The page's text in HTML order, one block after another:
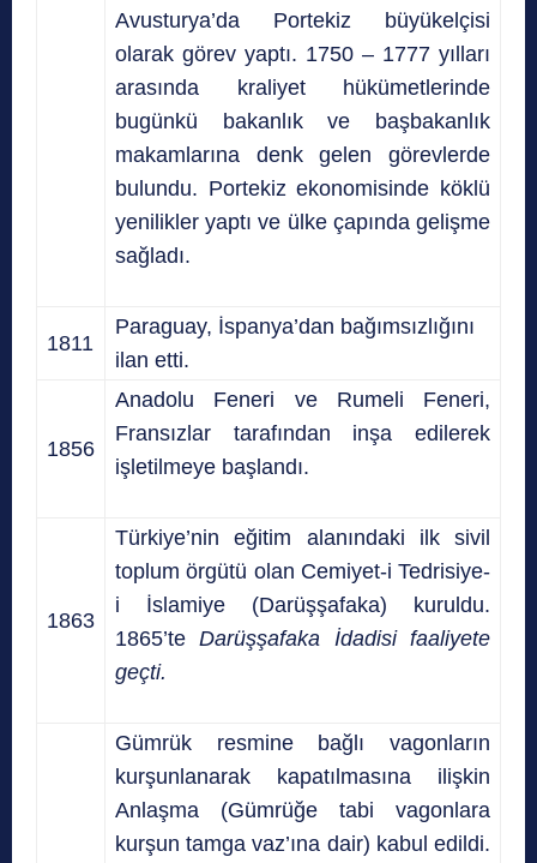
Avusturya’da Portekiz büyükelçisi
olarak görev yaptı. 1750 – 1777 yılları
arasında kraliyet hükümetlerinde
bugünkü bakanlık ve başbakanlık
makamlarına denk gelen görevlerde
bulundu. Portekiz ekonomisinde köklü
yenilikler yaptı ve ülke çapında gelişme
sağladı.
1811
Paraguay, İspanya’dan bağımsızlığını
ilan etti.
1856
Anadolu Feneri ve Rumeli Feneri,
Fransızlar tarafından inşa edilerek
işletilmeye başlandı.
1863
Türkiye’nin eğitim alanındaki ilk sivil
toplum örgütü olan Cemiyet-i Tedrisiye-
i İslamiye (Darüşşafaka) kuruldu.
1865’teDarüşşafaka İdadisi faaliyete
geçti.
Gümrük resmine bağlı vagonların
kurşunlanarak kapatılmasına ilişkin
Anlaşma (Gümrüğe tabi vagonlara
kurşun tamga vaz’ına dair) kabul edildi.